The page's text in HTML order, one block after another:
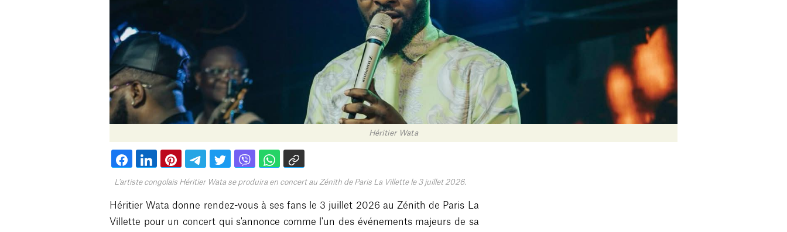
Héritier Wata
L'artiste congolais Héritier Wata se produira en concert au Zénith de Paris La Villette le 3 juillet 2026.
Héritier Wata donne rendez-vous à ses fans le 3 juillet 2026 au Zénith de Paris La
Villette pour un concert qui s'annonce comme l'un des événements majeurs de sa